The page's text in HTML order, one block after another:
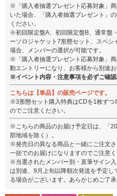
※「購入者抽選プレゼント応募対象」
いた場合、「購入者抽選プレゼント」
ください。
※初回限定盤A、初回限定盤B、通常盤
ーソロジャケット7形態セット、スペ
場合、メンバーの選択が可能です。
※「購入者抽選プレゼント応募対象」
動エントリーになり、お客様から別途
※イベント内容・注意事項を必ずご確認
こちらは【単品】の販売ページです。
※3形態セット購入特典はCDを1枚ずつ
のでご注意ください。
※こちらの商品のお届け予定日は、「
部地域を除く）。
※発売日の異なる商品と一緒にご注文
一括でのお届けになりますのでご注意く
※当選されたメンバー別・直筆サイン
は別途、9月上旬以降順次発送を予定し
る場合がございます。あらかじめご了承